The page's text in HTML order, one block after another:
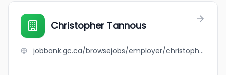
Christopher Tannous
jobbank.gc.ca/browsejobs/employer/christopher+tannous/ca